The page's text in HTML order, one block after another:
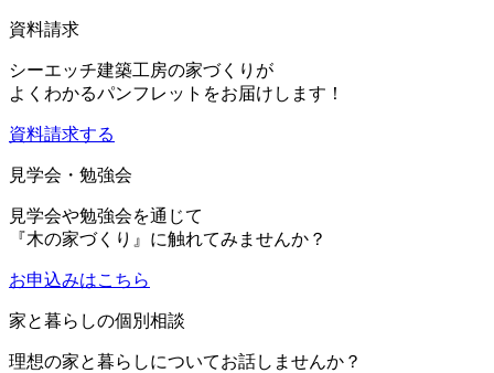
資料請求
シーエッチ建築工房の家づくりが
よくわかるパンフレットをお届けします！
資料請求する
見学会・勉強会
見学会や勉強会を通じて
『木の家づくり』に触れてみませんか？
お申込みはこちら
家と暮らしの個別相談
理想の家と暮らしについてお話しませんか？